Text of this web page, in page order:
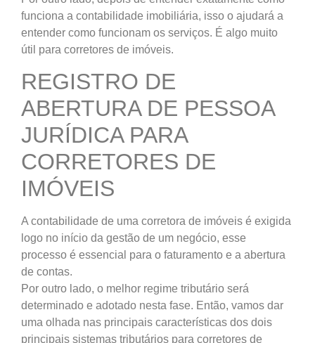
funciona a contabilidade imobiliária, isso o ajudará a
entender como funcionam os serviços. É algo muito
útil para corretores de imóveis.
REGISTRO DE
ABERTURA DE PESSOA
JURÍDICA PARA
CORRETORES DE
IMÓVEIS
A contabilidade de uma corretora de imóveis é exigida
logo no início da gestão de um negócio, esse
processo é essencial para o faturamento e a abertura
de contas.
Por outro lado, o melhor regime tributário será
determinado e adotado nesta fase. Então, vamos dar
uma olhada nas principais características dos dois
principais sistemas tributários para corretores de